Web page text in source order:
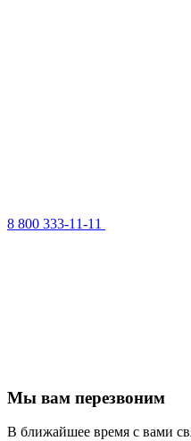
8 800 333-11-11
Мы вам перезвоним
В ближайшее время с вами